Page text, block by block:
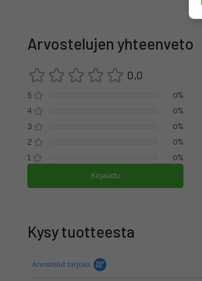
Arvostelujen yhteenveto
0,0
5
0%
4
0%
3
0%
2
0%
1
0%
Kirjaudu
Kysy tuotteesta
Arvostelut tarjoaa